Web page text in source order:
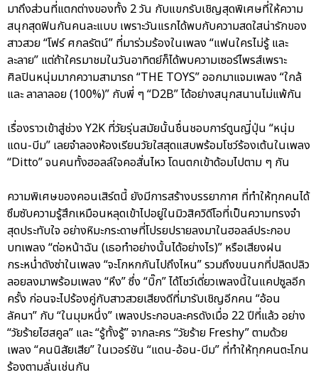
มาถึงส่วนที่แตกต่างของทั้ง 2 วัน กับแขกรับเชิญสุดพิเศษที่ให้ความ
สนุกสุดฟินกันคนละแบบ เพราะวันแรกได้พบกับความสดใสน่ารักของ
สาวสวย “โฟร์ ศกลรัตน์” ที่มาร่วมร้องในเพลง “แฟนใครไม่รู้ และ
ละลาย” แต่ถ้าใครมาชมในวันอาทิตย์ก็ได้พบความเซอร์ไพรส์เพราะ
ศิลปินหนุ่มมากความสามารถ “THE TOYS” ออกมาแจมเพลง “ใกล้
และ ลาลาลอย (100%)” กับพี่ ๆ “D2B” ได้อย่างสนุกสนานไม่แพ้กัน
เรื่องราวเข้าสู่ช่วง Y2K ที่วัยรุ่นสมัยนั้นชื่นชอบการ์ตูนญี่ปุ่น “หนุ่ม
แดน-บีม” เลยจำลองห้องเรียนวัยใสสุดแสบพร้อมโชว์ร้องเต้นในเพลง
“Ditto” จนคนทั้งฮอลล์ใจคอสั่นไหว โดนตกเข้าด้อมไปตาม ๆ กัน
ความพิเศษของคอนเสิร์ตนี้ ยังมีการสร้างบรรยากาศ ที่ทำให้ทุกคนได้
ซึมซับความรู้สึกเหมือนหลุดเข้าไปอยู่ในมิวสิควิดีโอที่เป็นความทรงจำ
สุดประทับใจ อย่างหิมะกระดาษที่โปรยปรายลงมาในฮอลล์ประกอบ
บทเพลง “ต่อหน้าฉัน (เธอทำอย่างนั้นได้อย่างไร)” หรือเสียงฝน
กระหน่ำดังซ่าในเพลง “จะโกหกกันไปถึงไหน” รวมถึงขนนกที่ปลิดปลิว
ลอยลงมาพร้อมเพลง “หึง” ซึ่ง “บิ๊ก” ได้โชว์เดี่ยวเพลงนี้ในแคปซูลอีก
ครั้ง ก่อนจะไปร้องคู่กับสาวสวยเสียงดีที่มารับเชิญอีกคน “อ้อน
ลัคนา” กับ “ในมุมหนึ่ง” เพลงประกอบละครดังเมื่อ 22 ปีที่แล้ว อย่าง
“วัยร้ายไฮสคูล” และ “รู้ทั้งรู้” จากละคร “วัยร้าย Freshy” ตามด้วย
เพลง “คนนิสัยเสีย” ในเวอร์ชัน “แดน-อ้อน-บีม” ที่ทำให้ทุกคนตะโกน
ร้องตามลั่นเช่นกัน